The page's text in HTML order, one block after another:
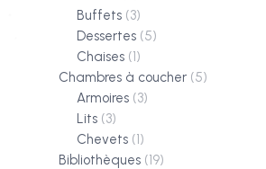
Buffets (3)
Dessertes (5)
Chaises (1)
Chambres à coucher (5)
Armoires (3)
Lits (3)
Chevets (1)
Bibliothèques (19)